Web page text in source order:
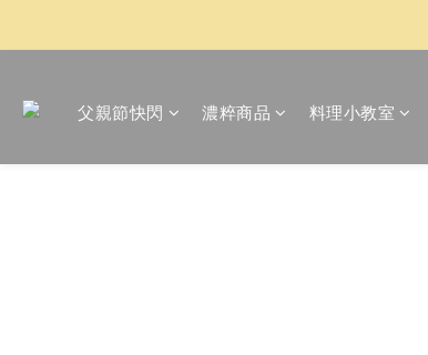
父親節快閃 濃粹商品 料理小教室